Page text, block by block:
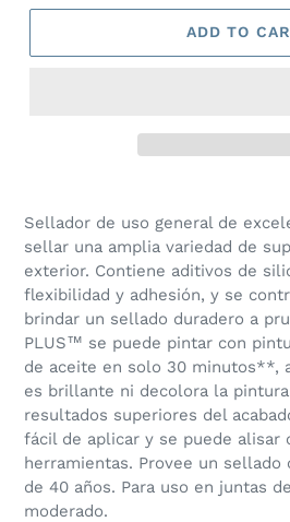
ADD TO
product
your
cart
Sellador de uso general de
sellar una amplia variedad de
exterior. Contiene aditivos de
flexibilidad y adhesión, y se
brindar un sellado duradero a
PLUS™ se puede pintar con
de aceite en solo 30 minutos**,
es brillante ni decolora la
resultados superiores del
fácil de aplicar y se puede alisar
herramientas. Provee un sellado
de 40 años. Para uso en juntas
moderado.